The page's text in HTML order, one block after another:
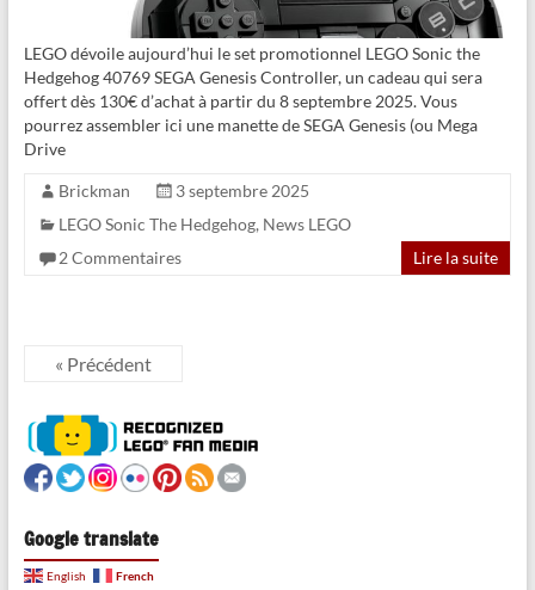
LEGO dévoile aujourd’hui le set promotionnel LEGO Sonic the
Hedgehog 40769 SEGA Genesis Controller, un cadeau qui sera
offert dès 130€ d’achat à partir du 8 septembre 2025. Vous
pourrez assembler ici une manette de SEGA Genesis (ou Mega
Drive
Brickman
3 septembre 2025
LEGO Sonic The Hedgehog, News LEGO
2 Commentaires
Lire la suite
« Précédent
Google translate
English French